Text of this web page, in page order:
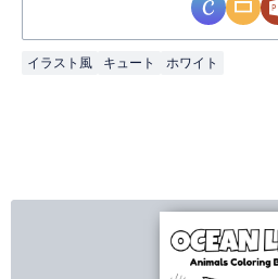
イラスト風 キュート ホワイト